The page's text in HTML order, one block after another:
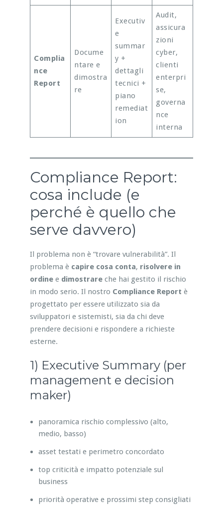
Complia
nce
Report
Docume
ntare e
dimostra
re
Executiv
e
summar
y +
dettagli
tecnici +
piano
remediat
ion
Audit,
assicura
zioni
cyber,
clienti
enterpri
se,
governa
nce
interna
Compliance Report:
cosa include (e
perché è quello che
serve davvero)
Il problema non è “trovare vulnerabilità”. Il
problema è capire cosa conta, risolvere in
ordinee dimostrareche hai gestito il rischio
in modo serio. Il nostro Compliance Report è
progettato per essere utilizzato sia da
sviluppatori e sistemisti, sia da chi deve
prendere decisioni e rispondere a richieste
esterne.
1) Executive Summary (per
management e decision
maker)
panoramica rischio complessivo (alto,
medio, basso)
asset testati e perimetro concordato
top criticità e impatto potenziale sul
business
priorità operative e prossimi step consigliati